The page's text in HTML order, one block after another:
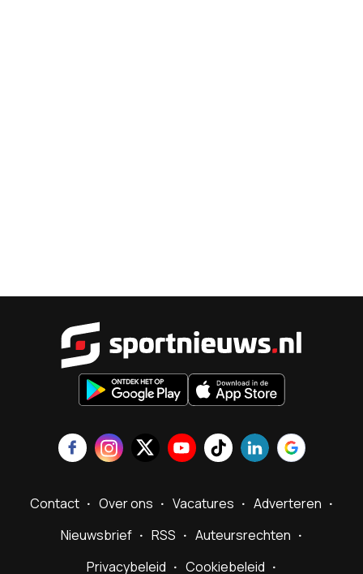
Contact Over ons Vacatures
Adverteren
Nieuwsbrief
RSS
Auteursrechten
Privacybeleid
Cookiebeleid